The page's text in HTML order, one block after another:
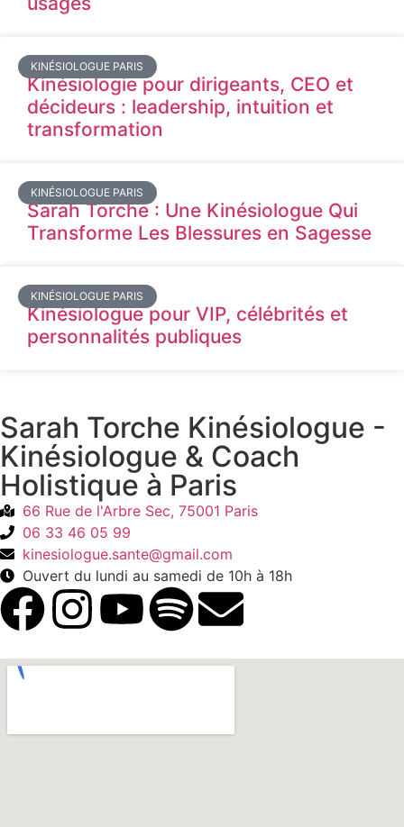
KINÉSIOLOGUE PARIS
Kinésiologie pour dirigeants, CEO et
décideurs : leadership, intuition et
transformation
KINÉSIOLOGUE PARIS
Sarah Torche : Une Kinésiologue Qui
Transforme Les Blessures en Sagesse
KINÉSIOLOGUE PARIS
Kinésiologue pour VIP, célébrités et
personnalités publiques
Sarah Torche Kinésiologue -
Kinésiologue & Coach
Holistique à Paris
66 Rue de l'Arbre Sec, 75001 Paris
06 33 46 05 99
kinesiologue.sante@gmail.com
Ouvert du lundi au samedi de 10h à 18h